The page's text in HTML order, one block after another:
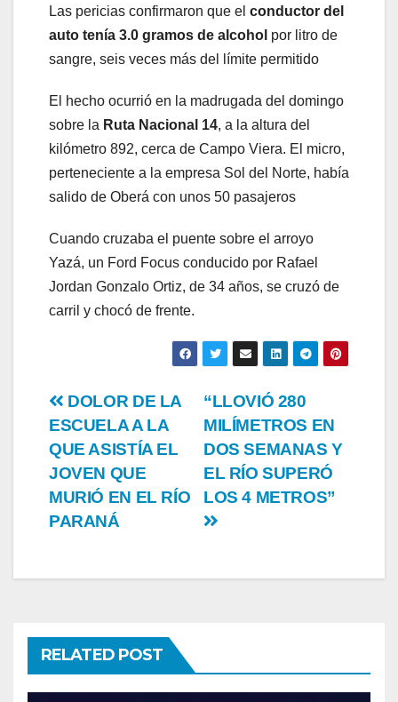
Las pericias confirmaron que el conductor del
auto tenía 3.0 gramos de alcohol por litro de
sangre, seis veces más del límite permitido
El hecho ocurrió en la madrugada del domingo
sobre la Ruta Nacional 14, a la altura del
kilómetro 892, cerca de Campo Viera. El micro,
perteneciente a la empresa Sol del Norte, había
salido de Oberá con unos 50 pasajeros
Cuando cruzaba el puente sobre el arroyo
Yazá, un Ford Focus conducido por Rafael
Jordan Gonzalo Ortiz, de 34 años, se cruzó de
carril y chocó de frente.
Post
navigation
“LLOVIÓ 280
MILÍMETROS EN
DOS SEMANAS Y
EL RÍO SUPERÓ
LOS 4 METROS”
DOLOR DE LA
ESCUELA A LA
QUE ASISTÍA EL
JOVEN QUE
MURIÓ EN EL RÍO
PARANÁ
RELATED POST